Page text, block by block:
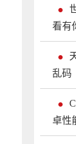
看有
乱码
卓性